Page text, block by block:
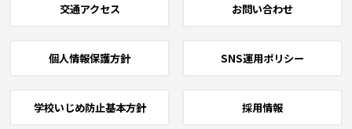
交通アクセス お問い合わせ
個人情報保護方針 SNS運用ポリシー
学校いじめ防止基本方針 採用情報